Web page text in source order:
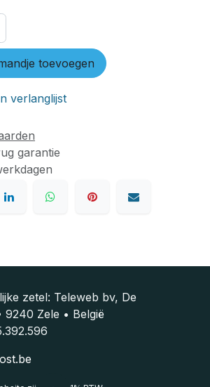
toevoegen
verlanglijst
garantie
zetel: Teleweb bv, De
9240 Zele • België